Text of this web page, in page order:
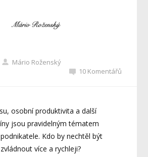
Mário Roženský
10 Komentářů
osobní produktivita a další
jsou pravidelným tématem
Kdo by nechtěl být
více a rychleji?